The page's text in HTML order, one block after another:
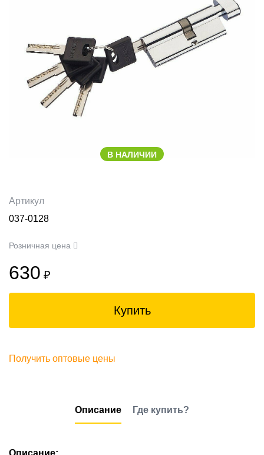
В НАЛИЧИИ
Артикул
037-0128
Розничная цена
630 ₽
Купить
Получить оптовые цены
Описание Где купить?